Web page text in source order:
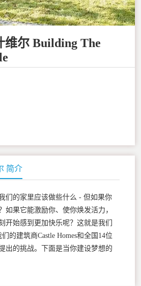
维尔 Building The
简介
们的家里应该做些什么 - 但如果你
如果它能激励你、使你焕发活力，
开始感到更加快乐呢？这就是我们
的建筑商Castle Homes和全国14位
出的挑战。下面是当你建设梦想的